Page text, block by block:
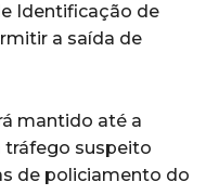
Identificação de
a saída de
mantido até a
tráfego suspeito
de policiamento do